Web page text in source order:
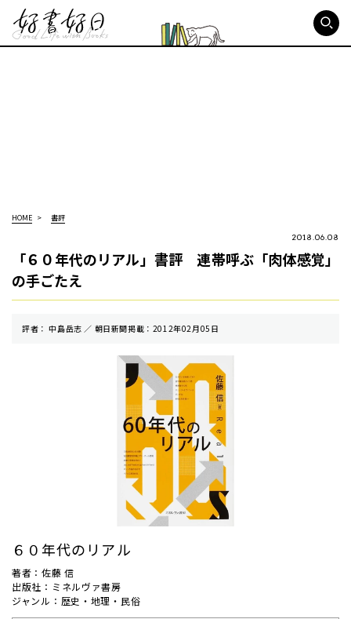
HOME 書評
2018.06.08
「６０年代のリアル」書評 連帯呼ぶ「肉体感覚」
の手ごたえ
評者： 中島岳志 ／ 朝⽇新聞掲載：2012年02月05日
６０年代のリアル
著者：佐藤 信
出版社：ミネルヴァ書房
ジャンル：歴史・地理・民俗